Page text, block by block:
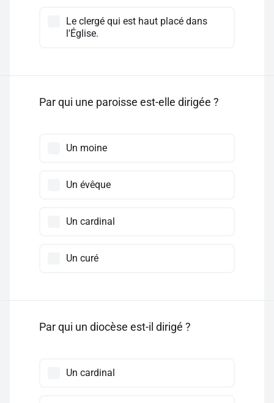
Le clergé qui est haut placé dans
l'Église.
Par qui une paroisse est-elle dirigée ?
Un moine
Un évêque
Un cardinal
Un curé
Par qui un diocèse est-il dirigé ?
Un cardinal